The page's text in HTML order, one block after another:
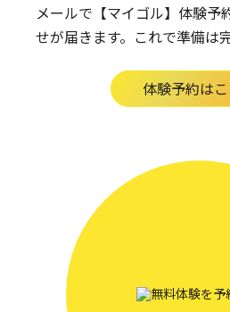
メールで【マイゴル】体験予
せが届きます。 これで準備は
体験予約は